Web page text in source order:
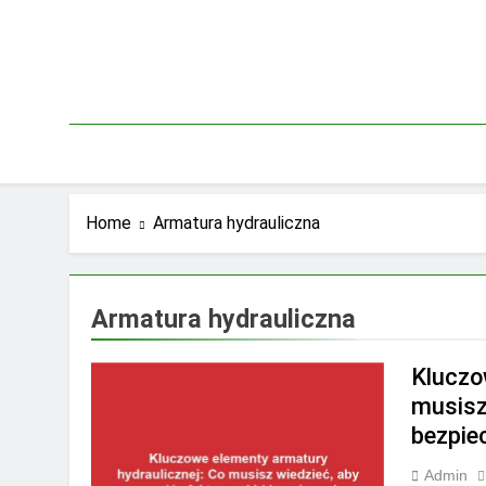
Home Armatura hydrauliczna
Armatura hydrauliczna
Admin